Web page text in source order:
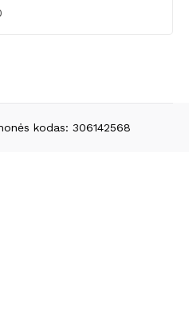
kodas: 306142568